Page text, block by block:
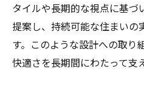
タイルや長期的な視点に基づ
提案し、持続可能な住まいの
す。このような設計への取り
快適さを長期間にわたって支